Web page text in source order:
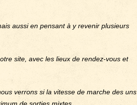
aussi en pensant à y revenir plusieurs
site, avec les lieux de rendez-vous et
verrons si la vitesse de marche des uns